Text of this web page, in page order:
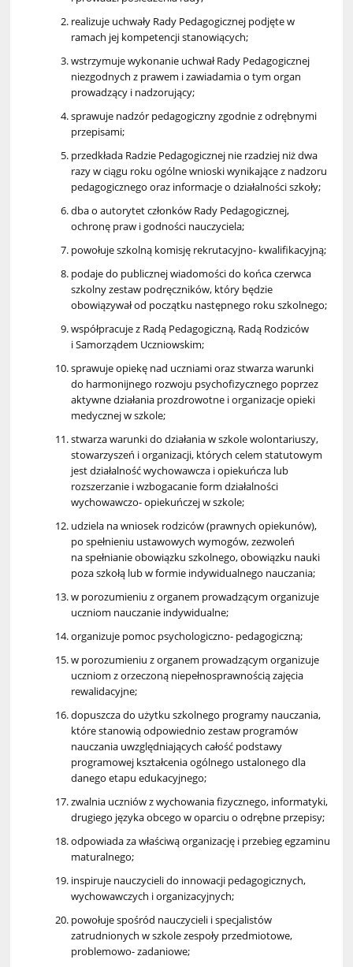
realizuje uchwały Rady Pedagogicznej podjęte w
ramach jej kompetencji stanowiących;
wstrzymuje wykonanie uchwał Rady Pedagogicznej
niezgodnych z prawem i zawiadamia o tym organ
prowadzący i nadzorujący;
sprawuje nadzór pedagogiczny zgodnie z odrębnymi
przepisami;
przedkłada Radzie Pedagogicznej nie rzadziej niż dwa
razy w ciągu roku ogólne wnioski wynikające z nadzoru
pedagogicznego oraz informacje o działalności szkoły;
dba o autorytet członków Rady Pedagogicznej,
ochronę praw i godności nauczyciela;
powołuje szkolną komisję rekrutacyjno- kwalifikacyjną;
podaje do publicznej wiadomości do końca czerwca
szkolny zestaw podręczników, który będzie
obowiązywał od początku następnego roku szkolnego;
współpracuje z Radą Pedagogiczną, Radą Rodziców
i Samorządem Uczniowskim;
sprawuje opiekę nad uczniami oraz stwarza warunki
do harmonijnego rozwoju psychofizycznego poprzez
aktywne działania prozdrowotne i organizacje opieki
medycznej w szkole;
stwarza warunki do działania w szkole wolontariuszy,
stowarzyszeń i organizacji, których celem statutowym
jest działalność wychowawcza i opiekuńcza lub
rozszerzanie i wzbogacanie form działalności
wychowawczo- opiekuńczej w szkole;
udziela na wniosek rodziców (prawnych opiekunów),
po spełnieniu ustawowych wymogów, zezwoleń
na spełnianie obowiązku szkolnego, obowiązku nauki
poza szkołą lub w formie indywidualnego nauczania;
w porozumieniu z organem prowadzącym organizuje
uczniom nauczanie indywidualne;
organizuje pomoc psychologiczno- pedagogiczną;
w porozumieniu z organem prowadzącym organizuje
uczniom z orzeczoną niepełnosprawnością zajęcia
rewalidacyjne;
dopuszcza do użytku szkolnego programy nauczania,
które stanowią odpowiednio zestaw programów
nauczania uwzględniających całość podstawy
programowej kształcenia ogólnego ustalonego dla
danego etapu edukacyjnego;
zwalnia uczniów z wychowania fizycznego, informatyki,
drugiego języka obcego w oparciu o odrębne przepisy;
odpowiada za właściwą organizację i przebieg egzaminu
maturalnego;
inspiruje nauczycieli do innowacji pedagogicznych,
wychowawczych i organizacyjnych;
powołuje spośród nauczycieli i specjalistów
zatrudnionych w szkole zespoły przedmiotowe,
problemowo- zadaniowe;